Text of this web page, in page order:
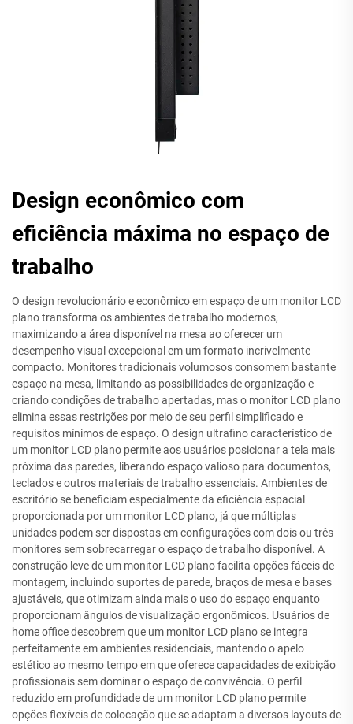
Design econômico com
eficiência máxima no espaço de
trabalho
O design revolucionário e econômico em espaço de um monitor LCD
plano transforma os ambientes de trabalho modernos,
maximizando a área disponível na mesa ao oferecer um
desempenho visual excepcional em um formato incrivelmente
compacto. Monitores tradicionais volumosos consomem bastante
espaço na mesa, limitando as possibilidades de organização e
criando condições de trabalho apertadas, mas o monitor LCD plano
elimina essas restrições por meio de seu perfil simplificado e
requisitos mínimos de espaço. O design ultrafino característico de
um monitor LCD plano permite aos usuários posicionar a tela mais
próxima das paredes, liberando espaço valioso para documentos,
teclados e outros materiais de trabalho essenciais. Ambientes de
escritório se beneficiam especialmente da eficiência espacial
proporcionada por um monitor LCD plano, já que múltiplas
unidades podem ser dispostas em configurações com dois ou três
monitores sem sobrecarregar o espaço de trabalho disponível. A
construção leve de um monitor LCD plano facilita opções fáceis de
montagem, incluindo suportes de parede, braços de mesa e bases
ajustáveis, que otimizam ainda mais o uso do espaço enquanto
proporcionam ângulos de visualização ergonômicos. Usuários de
home office descobrem que um monitor LCD plano se integra
perfeitamente em ambientes residenciais, mantendo o apelo
estético ao mesmo tempo em que oferece capacidades de exibição
profissionais sem dominar o espaço de convivência. O perfil
reduzido em profundidade de um monitor LCD plano permite
opções flexíveis de colocação que se adaptam a diversos layouts de